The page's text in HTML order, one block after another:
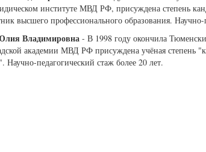
институте МВД РФ, присуждена степень
высшего профессионального образования. Научно-
Владимировна - В 1998 году окончила
академии МВД РФ присуждена учёная степень
Научно-педагогический стаж более 20 лет.